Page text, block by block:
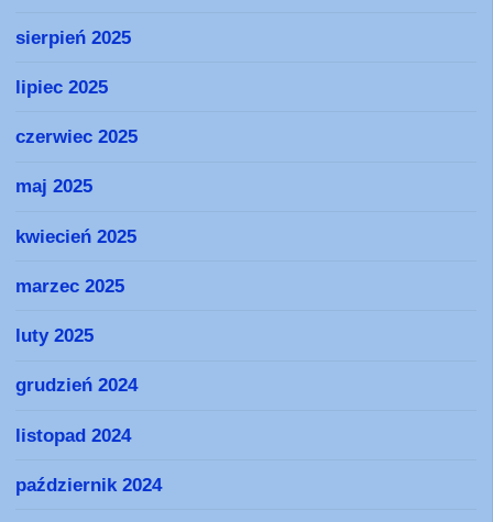
sierpień 2025
lipiec 2025
czerwiec 2025
maj 2025
kwiecień 2025
marzec 2025
luty 2025
grudzień 2024
listopad 2024
październik 2024